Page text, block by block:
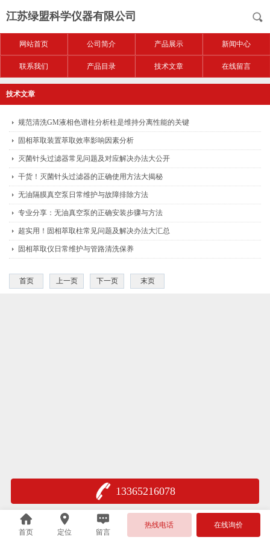
江苏绿盟科学仪器有限公司
网站首页 公司简介 产品展示 新闻中心
联系我们 产品目录 技术文章 在线留言
技术文章
规范清洗GM液相色谱柱分析柱是维持分离性能的关键
固相萃取装置萃取效率影响因素分析
灭菌针头过滤器常见问题及对应解决办法大公开
干货！灭菌针头过滤器的正确使用方法大揭秘
无油隔膜真空泵日常维护与故障排除方法
专业分享：无油真空泵的正确安装步骤与方法
超实用！固相萃取柱常见问题及解决办法大汇总
固相萃取仪日常维护与管路清洗保养
首页 上一页 下一页 末页
13365216078
首页 定位 留言
热线电话 在线询价